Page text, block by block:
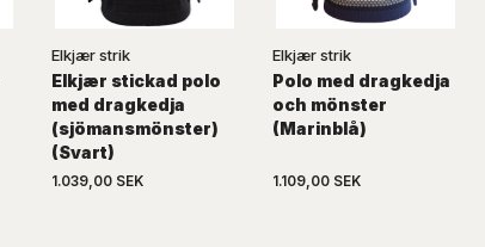
Elkjær strik
Elkjær stickad polo
med dragkedja
(sjömansmönster)
(Svart)
1.039,00 SEK
Elkjær strik
Polo med dragkedja
och mönster
(Marinblå)
1.109,00 SEK